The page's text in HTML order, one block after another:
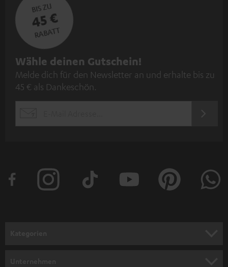
BIS ZU
45 €
RABATT
N
e
w
e
Wähle deinen Gutschein!
Melde dich für den Newsletter an und erhalte bis zu
45 € als Dankeschön.